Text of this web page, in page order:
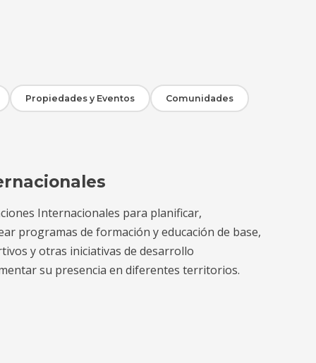
Propiedades y Eventos Comunidades
Internacionales para planificar,
programas de formación y educación de base,
y otras iniciativas de desarrollo
su presencia en diferentes territorios.